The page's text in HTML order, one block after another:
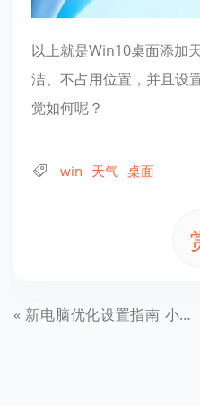
以上就是Win10桌面添加
洁、不占用位置，并且设
觉如何呢？
win 天气 桌面
新电脑优化设置指南 小白必看的Win10优化设置教程